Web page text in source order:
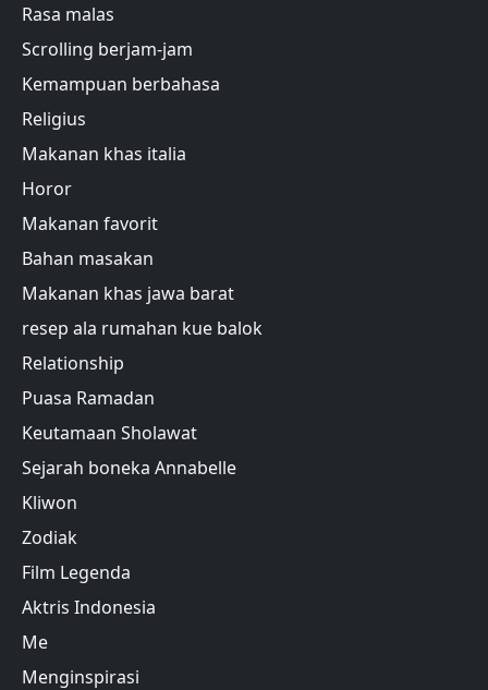
Rasa malas
Scrolling berjam-jam
Kemampuan berbahasa
Religius
Makanan khas italia
Horor
Makanan favorit
Bahan masakan
Makanan khas jawa barat
resep ala rumahan kue balok
Relationship
Puasa Ramadan
Keutamaan Sholawat
Sejarah boneka Annabelle
Kliwon
Zodiak
Film Legenda
Aktris Indonesia
Me
Menginspirasi